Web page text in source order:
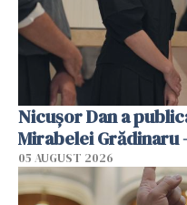
Nicușor Dan a
Mirabelei Grădinaru
05 AUGUST 2026